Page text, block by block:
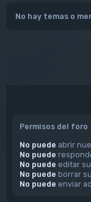
No hay temas o
Permisos del foro
No puede abrir
No puede
No puede editar
No puede borrar
No puede enviar